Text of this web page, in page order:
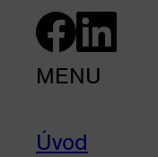
MENU
Úvod